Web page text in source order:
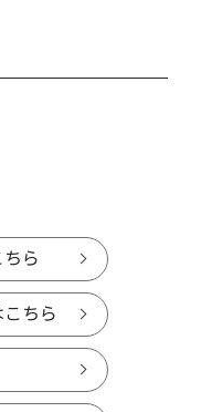
ら
ちら